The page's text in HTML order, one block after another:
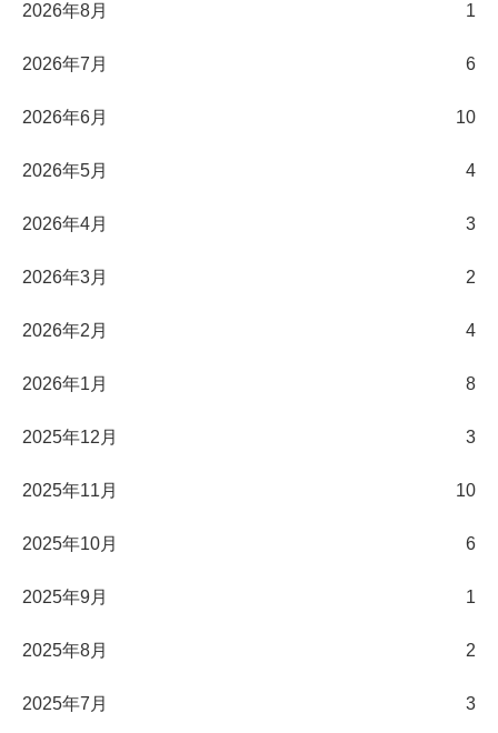
2026年8月 1
2026年7月 6
2026年6月 10
2026年5月 4
2026年4月 3
2026年3月 2
2026年2月 4
2026年1月 8
2025年12月 3
2025年11月 10
2025年10月 6
2025年9月 1
2025年8月 2
2025年7月 3